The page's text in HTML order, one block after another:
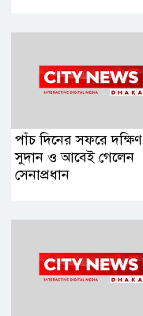
পাঁচ দিনের সফরে দক্ষিণ
সুদান ও আবেই গেলেন
সেনাপ্রধান